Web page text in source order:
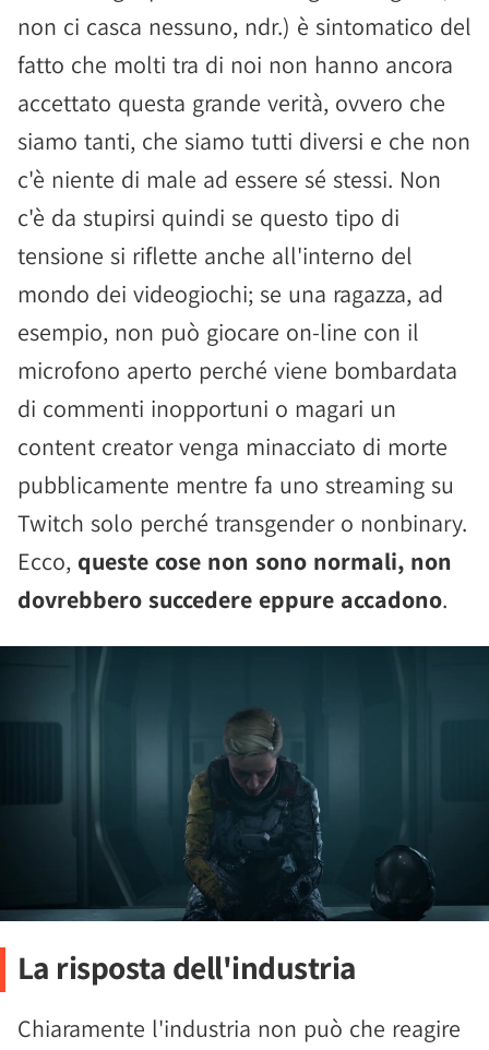
non ci casca nessuno, ndr.) è sintomatico del
fatto che molti tra di noi non hanno ancora
accettato questa grande verità, ovvero che
siamo tanti, che siamo tutti diversi e che non
c'è niente di male ad essere sé stessi. Non
c'è da stupirsi quindi se questo tipo di
tensione si riflette anche all'interno del
mondo dei videogiochi; se una ragazza, ad
esempio, non può giocare on-line con il
microfono aperto perché viene bombardata
di commenti inopportuni o magari un
content creator venga minacciato di morte
pubblicamente mentre fa uno streaming su
Twitch solo perché transgender o nonbinary.
Ecco, queste cose non sono normali, non
dovrebbero succedere eppure accadono.
La risposta dell'industria
Chiaramente l'industria non può che reagire